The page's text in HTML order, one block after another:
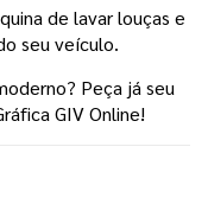
de lavar louças e
seu veículo.
Peça já seu
GIV Online!